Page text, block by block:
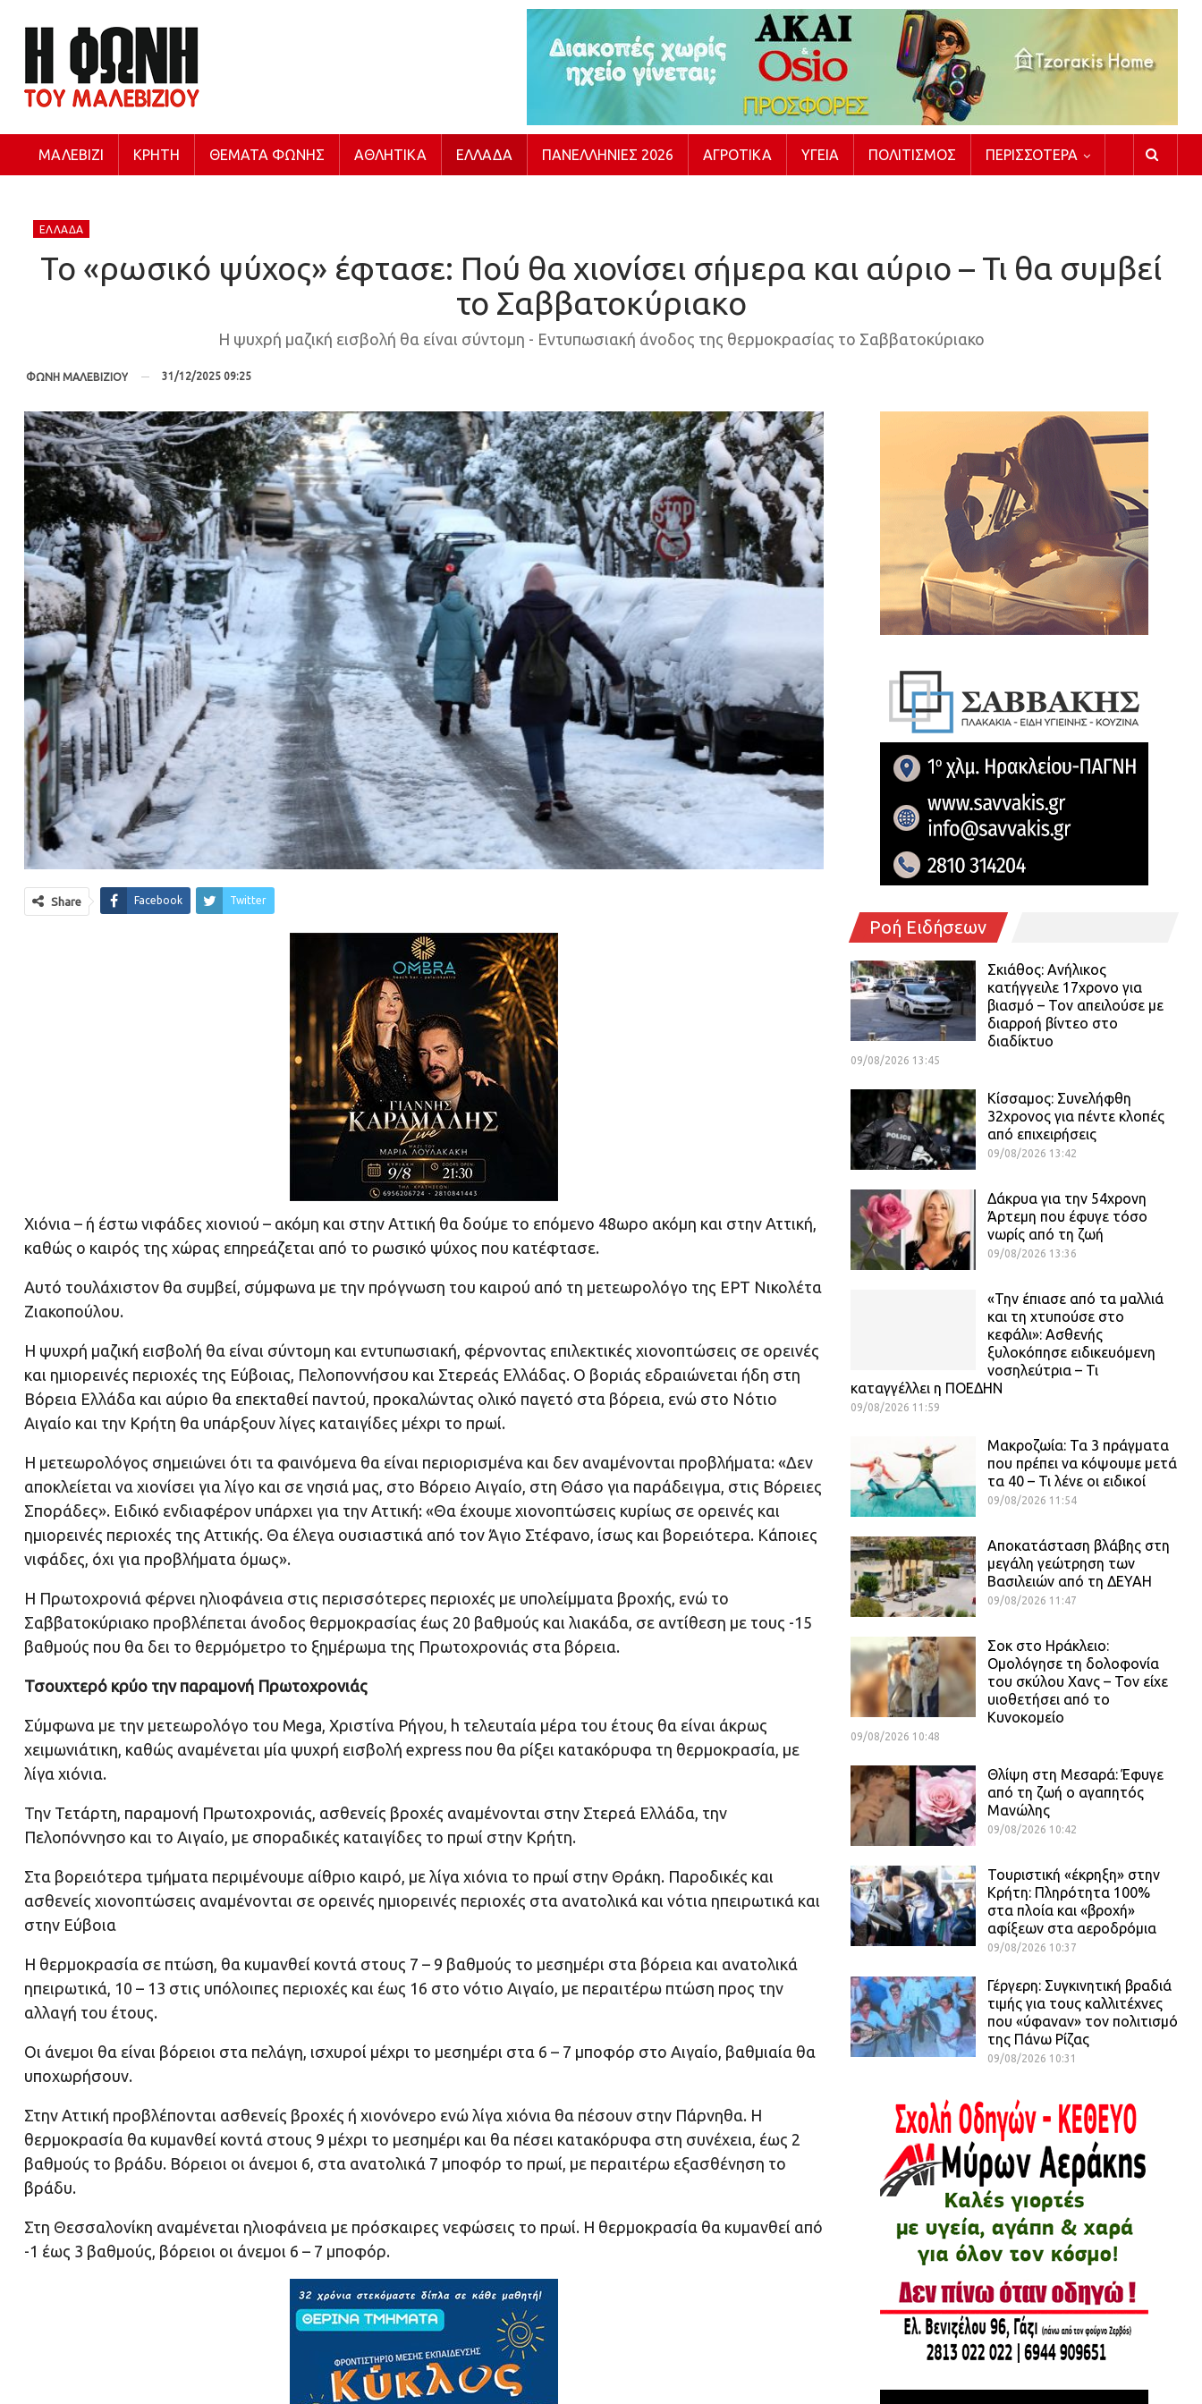
ΜΑΛΕΒΊΖΙ ΚΡΉΤΗ ΘΈΜΑΤΑ ΦΩΝΉΣ ΑΘΛΗΤΙΚΆ ΕΛΛΆΔΑ ΠΑΝΕΛΛΉΝΙΕΣ 2026 ΑΓΡΟΤΙΚΆ ΥΓΕΊΑ ΠΟΛΙΤΙΣΜΌΣ ΠΕΡΙΣΣΌΤΕΡΑ
ΕΛΛΆΔΑ
Το «ρωσικό ψύχος» έφτασε: Πού θα χιονίσει σήμερα και αύριο – Τι θα συμβεί
το Σαββατοκύριακο
Η ψυχρή μαζική εισβολή θα είναι σύντομη - Εντυπωσιακή άνοδος της θερμοκρασίας το Σαββατοκύριακο
ΦΩΝΗ ΜΑΛΕΒΙΖΙΟΥ 31/12/2025 09:25
Share Facebook Twitter
Χιόνια – ή έστω νιφάδες χιονιού – ακόμη και στην Αττική θα δούμε το επόμενο 48ωρο ακόμη και στην Αττική,
καθώς ο καιρός της χώρας επηρεάζεται από το ρωσικό ψύχος που κατέφτασε.
Αυτό τουλάχιστον θα συμβεί, σύμφωνα με την πρόγνωση του καιρού από τη μετεωρολόγο της ΕΡΤ Νικολέτα
Ζιακοπούλου.
Η ψυχρή μαζική εισβολή θα είναι σύντομη και εντυπωσιακή, φέρνοντας επιλεκτικές χιονοπτώσεις σε ορεινές
και ημιορεινές περιοχές της Εύβοιας, Πελοποννήσου και Στερεάς Ελλάδας. Ο βοριάς εδραιώνεται ήδη στη
Βόρεια Ελλάδα και αύριο θα επεκταθεί παντού, προκαλώντας ολικό παγετό στα βόρεια, ενώ στο Νότιο
Αιγαίο και την Κρήτη θα υπάρξουν λίγες καταιγίδες μέχρι το πρωί.
Η μετεωρολόγος σημειώνει ότι τα φαινόμενα θα είναι περιορισμένα και δεν αναμένονται προβλήματα: «Δεν
αποκλείεται να χιονίσει για λίγο και σε νησιά μας, στο Βόρειο Αιγαίο, στη Θάσο για παράδειγμα, στις Βόρειες
Σποράδες». Ειδικό ενδιαφέρον υπάρχει για την Αττική: «Θα έχουμε χιονοπτώσεις κυρίως σε ορεινές και
ημιορεινές περιοχές της Αττικής. Θα έλεγα ουσιαστικά από τον Άγιο Στέφανο, ίσως και βορειότερα. Κάποιες
νιφάδες, όχι για προβλήματα όμως».
Η Πρωτοχρονιά φέρνει ηλιοφάνεια στις περισσότερες περιοχές με υπολείμματα βροχής, ενώ το
Σαββατοκύριακο προβλέπεται άνοδος θερμοκρασίας έως 20 βαθμούς και λιακάδα, σε αντίθεση με τους -15
βαθμούς που θα δει το θερμόμετρο το ξημέρωμα της Πρωτοχρονιάς στα βόρεια.
Τσουχτερό κρύο την παραμονή Πρωτοχρονιάς
Σύμφωνα με την μετεωρολόγο του Mega, Χριστίνα Ρήγου, h τελευταία μέρα του έτους θα είναι άκρως
χειμωνιάτικη, καθώς αναμένεται μία ψυχρή εισβολή express που θα ρίξει κατακόρυφα τη θερμοκρασία, με
λίγα χιόνια.
Την Τετάρτη, παραμονή Πρωτοχρονιάς, ασθενείς βροχές αναμένονται στην Στερεά Ελλάδα, την
Πελοπόννησο και το Αιγαίο, με σποραδικές καταιγίδες το πρωί στην Κρήτη.
Στα βορειότερα τμήματα περιμένουμε αίθριο καιρό, με λίγα χιόνια το πρωί στην Θράκη. Παροδικές και
ασθενείς χιονοπτώσεις αναμένονται σε ορεινές ημιορεινές περιοχές στα ανατολικά και νότια ηπειρωτικά και
στην Εύβοια
Η θερμοκρασία σε πτώση, θα κυμανθεί κοντά στους 7 – 9 βαθμούς το μεσημέρι στα βόρεια και ανατολικά
ηπειρωτικά, 10 – 13 στις υπόλοιπες περιοχές και έως 16 στο νότιο Αιγαίο, με περαιτέρω πτώση προς την
αλλαγή του έτους.
Οι άνεμοι θα είναι βόρειοι στα πελάγη, ισχυροί μέχρι το μεσημέρι στα 6 – 7 μποφόρ στο Αιγαίο, βαθμιαία θα
υποχωρήσουν.
Στην Αττική προβλέπονται ασθενείς βροχές ή χιονόνερο ενώ λίγα χιόνια θα πέσουν στην Πάρνηθα. Η
θερμοκρασία θα κυμανθεί κοντά στους 9 μέχρι το μεσημέρι και θα πέσει κατακόρυφα στη συνέχεια, έως 2
βαθμούς το βράδυ. Βόρειοι οι άνεμοι 6, στα ανατολικά 7 μποφόρ το πρωί, με περαιτέρω εξασθένηση το
βράδυ.
Στη Θεσσαλονίκη αναμένεται ηλιοφάνεια με πρόσκαιρες νεφώσεις το πρωί. Η θερμοκρασία θα κυμανθεί από
-1 έως 3 βαθμούς, βόρειοι οι άνεμοι 6 – 7 μποφόρ.
Ροή Ειδήσεων
Σκιάθος: Ανήλικος
κατήγγειλε 17χρονο για
βιασμό – Τον απειλούσε με
διαρροή βίντεο στο
διαδίκτυο
09/08/2026 13:45
Κίσσαμος: Συνελήφθη
32χρονος για πέντε κλοπές
από επιχειρήσεις
09/08/2026 13:42
Δάκρυα για την 54χρονη
Άρτεμη που έφυγε τόσο
νωρίς από τη ζωή
09/08/2026 13:36
«Την έπιασε από τα μαλλιά
και τη χτυπούσε στο
κεφάλι»: Ασθενής
ξυλοκόπησε ειδικευόμενη
νοσηλεύτρια – Τι
καταγγέλλει η ΠΟΕΔΗΝ
09/08/2026 11:59
Μακροζωία: Τα 3 πράγματα
που πρέπει να κόψουμε μετά
τα 40 – Τι λένε οι ειδικοί
09/08/2026 11:54
Αποκατάσταση βλάβης στη
μεγάλη γεώτρηση των
Βασιλειών από τη ΔΕΥΑΗ
09/08/2026 11:47
Σοκ στο Ηράκλειο:
Ομολόγησε τη δολοφονία
του σκύλου Χανς – Τον είχε
υιοθετήσει από το
Κυνοκομείο
09/08/2026 10:48
Θλίψη στη Μεσαρά: Έφυγε
από τη ζωή ο αγαπητός
Μανώλης
09/08/2026 10:42
Τουριστική «έκρηξη» στην
Κρήτη: Πληρότητα 100%
στα πλοία και «βροχή»
αφίξεων στα αεροδρόμια
09/08/2026 10:37
Γέργερη: Συγκινητική βραδιά
τιμής για τους καλλιτέχνες
που «ύφαναν» τον πολιτισμό
της Πάνω Ρίζας
09/08/2026 10:31